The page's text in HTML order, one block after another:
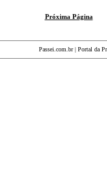
Próxima Página
Passei.com.br| Portal da